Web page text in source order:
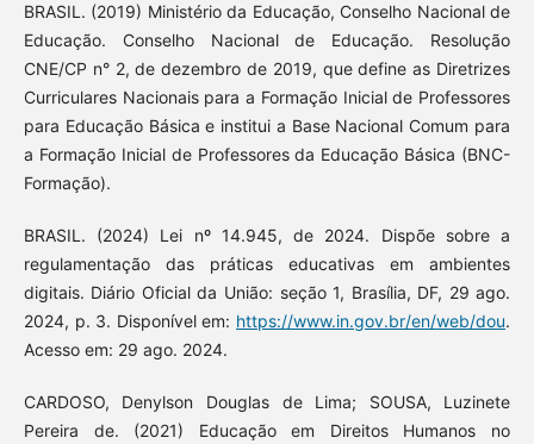
BRASIL. (2019) Ministério da Educação, Conselho Nacional de
Educação. Conselho Nacional de Educação. Resolução
CNE/CP n° 2, de dezembro de 2019, que define as Diretrizes
Curriculares Nacionais para a Formação Inicial de Professores
para Educação Básica e institui a Base Nacional Comum para
a Formação Inicial de Professores da Educação Básica (BNC-
Formação).
BRASIL. (2024) Lei nº 14.945, de 2024. Dispõe sobre a
regulamentação das práticas educativas em ambientes
digitais. Diário Oficial da União: seção 1, Brasília, DF, 29 ago.
2024, p. 3. Disponível em: https://www.in.gov.br/en/web/dou.
Acesso em: 29 ago. 2024.
CARDOSO, Denylson Douglas de Lima; SOUSA, Luzinete
Pereira de. (2021) Educação em Direitos Humanos no